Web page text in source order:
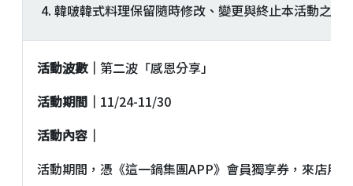
韓啵韓式料理保留隨時修改、變更與終止本活動之權
活動波數｜ 第二波「感恩分享」
活動期間｜ 11/24-11/30
活動內容｜
活動期間，憑《這一鍋集團APP》會員獨享券，來店用